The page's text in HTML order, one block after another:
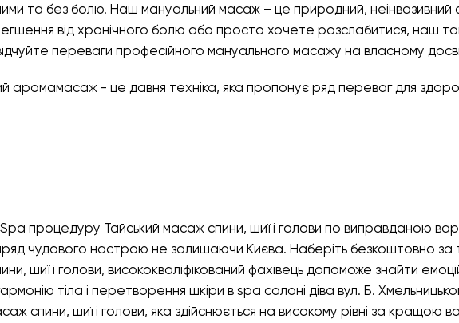
та без болю. Наш мануальний масаж – це природний, неінвазивний
від хронічного болю або просто хочете розслабитися, наш
переваги професійного мануального масажу на власному
аромамасаж - це давня техніка, яка пропонує ряд переваг для
процедуру Тайський масаж спини, шиї і голови по виправданою
чудового настрою не залишаючи Києва. Наберіть безкоштовно за
шиї і голови, висококваліфікований фахівець допоможе знайти
тіла i перетворення шкіри в spa салоні діва вул. Б.
спини, шиї і голови, яка здійснюється на високому рівні за кращою